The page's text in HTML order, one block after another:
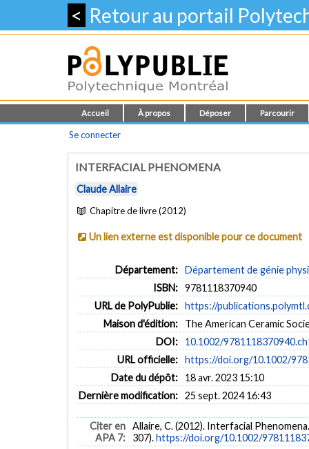
< Retour au portail
Accueil À propos Déposer Parcourir
Se connecter
INTERFACIAL PHENOMENA
Claude Allaire
Chapitre de livre (2012)
Un lien externe est disponible pour ce document
Département: Département de génie
ISBN: 9781118370940
URL de PolyPublie: https://
Maison d'édition:
The American Ceramic
DOI:
10.1002/
URL officielle: https://doi.org/10.1002/
Date du dépôt:
18 avr. 2023 15:10
Dernière modification: 25 sept. 2024 16:43
Citer en
APA 7:
Allaire, C. (2012). Interfacial
307).https://doi.org/10.1002/